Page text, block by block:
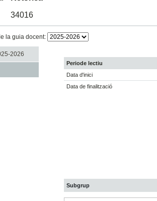
34016
la guia docent:
2026
Periode lectiu
Data d'inici
Data de finalització
Subgrup